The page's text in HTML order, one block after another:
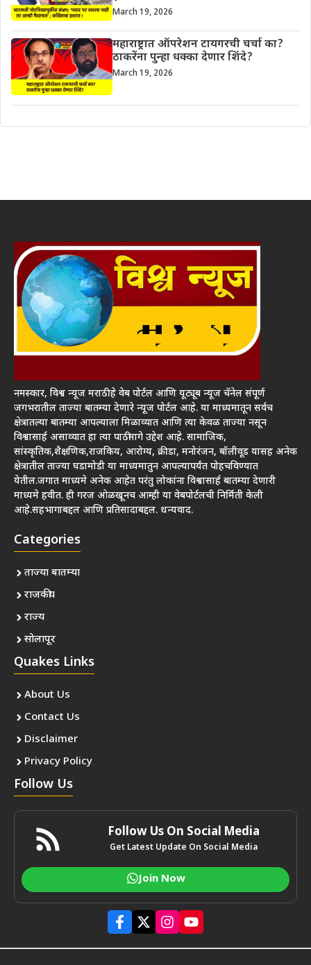
March 19, 2026
महाराष्ट्रात ऑपरेशन टायगरची चर्चा का?
ठाकरेंना पुन्हा धक्का देणार शिंदे?
March 19, 2026
नमस्कार, विश्व न्यूज मराठी हे वेब पोर्टल आणि यूट्यूब न्यूज चॅनेल संपूर्ण
जगभरातील ताज्या बातम्या देणारे न्यूज पोर्टल आहे. या माध्यमातून सर्वच
क्षेत्रातल्या बातम्या आपल्याला मिळाव्यात आणि त्या केवळ ताज्या नसून
विश्वासार्ह असाव्यात हा त्या पाठीमागे उद्देश आहे. सामाजिक,
सांस्कृतिक,शैक्षणिक,राजकिय, आरोग्य, क्रीडा, मनोरंजन, बॉलीवूड यासह अनेक
क्षेत्रातील ताज्या घडामोडी या माध्यमातुन आपल्यापर्यंत पोहचविण्यात
येतील.जगात माध्यमे अनेक आहेत परंतु लोकांना विश्वासार्ह बातम्या देणारी
माध्यमे हवीत. ही गरज ओळखूनच आम्ही या वेबपोर्टलची निर्मिती केली
आहे.सहभागाबद्दल आणि प्रतिसादाबद्दल. धन्यवाद.
Categories
ताज्या बातम्या
राजकीय
राज्य
सोलापूर
Quakes Links
About Us
Contact Us
Disclaimer
Privacy Policy
Follow Us
Follow Us On Social Media
Get Latest Update On Social Media
Join Now